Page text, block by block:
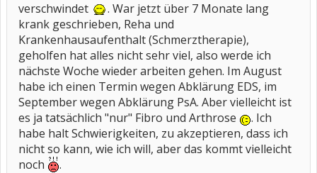
verschwindet
. War jetzt über 7 Monate lang
krank geschrieben, Reha und
Krankenhausaufenthalt (Schmerztherapie),
geholfen hat alles nicht sehr viel, also werde ich
nächste Woche wieder arbeiten gehen. Im August
habe ich einen Termin wegen Abklärung EDS, im
September wegen Abklärung PsA. Aber vielleicht ist
es ja tatsächlich "nur" Fibro und Arthrose
. Ich
habe halt Schwierigkeiten, zu akzeptieren, dass ich
nicht so kann, wie ich will, aber das kommt vielleicht
noch
.